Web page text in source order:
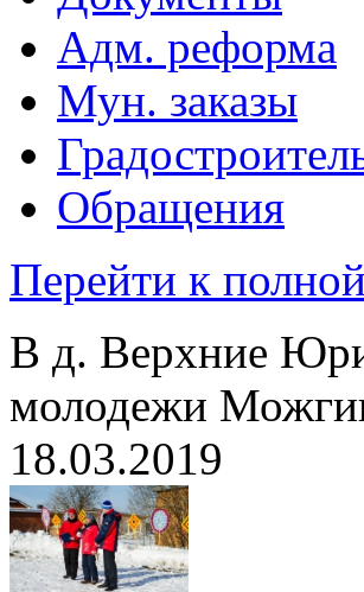
Адм. реформа
Мун. заказы
Обращения
Перейти к
В д. Верхние
молодежи
18.03.2019